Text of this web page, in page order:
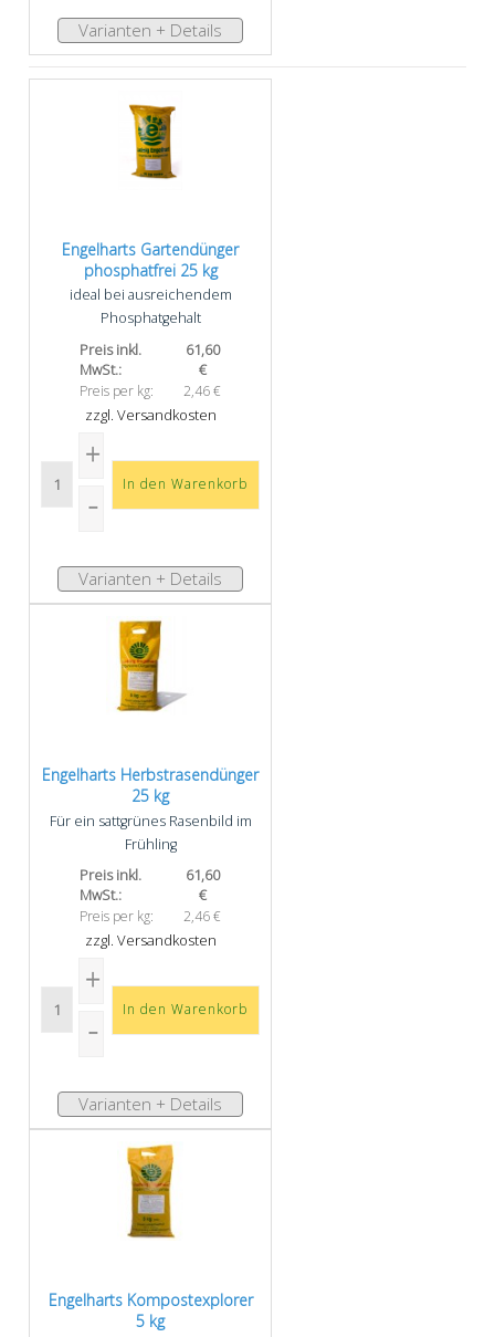
Varianten + Details
Engelharts Gartendünger
phosphatfrei 25 kg
ideal bei ausreichendem
Phosphatgehalt
Preis inkl.
MwSt.:
61,60
€
Preis per kg: 2,46 €
zzgl. Versandkosten
Varianten + Details
Engelharts Herbst­rasen­dünger
25 kg
Für ein sattgrünes Rasenbild im
Frühling
Preis inkl.
MwSt.:
61,60
€
Preis per kg: 2,46 €
zzgl. Versandkosten
Varianten + Details
Engelharts Kompost­explorer
5 kg